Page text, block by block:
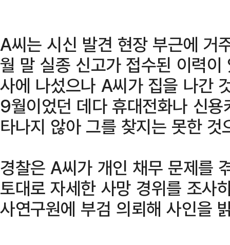
A씨는 시신 발견 현장 부근에 거
월 말 실종 신고가 접수된 이력
사에 나섰으나 A씨가 집을 나간
9월이었던 데다 휴대전화나 신
타나지 않아 그를 찾지는 못한 것
경찰은 A씨가 개인 채무 문제를
토대로 자세한 사망 경위를 조사
사연구원에 부검 의뢰해 사인을